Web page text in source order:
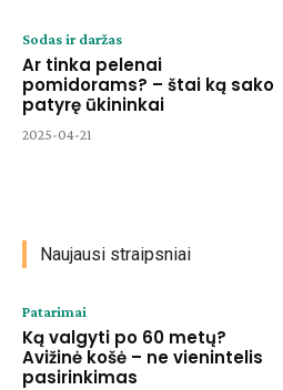
Sodas ir daržas
Ar tinka pelenai
pomidorams? – štai ką sako
patyrę ūkininkai
2025-04-21
Naujausi straipsniai
Patarimai
Ką valgyti po 60 metų?
Avižinė košė – ne vienintelis
pasirinkimas